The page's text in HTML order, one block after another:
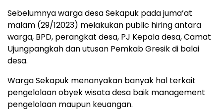
Sebelumnya warga desa Sekapuk pada juma’at
malam (29/12023) melakukan public hiring antara
warga, BPD, perangkat desa, PJ Kepala desa, Camat
Ujungpangkah dan utusan Pemkab Gresik di balai
desa.
Warga Sekapuk menanyakan banyak hal terkait
pengelolaan obyek wisata desa baik management
pengelolaan maupun keuangan.